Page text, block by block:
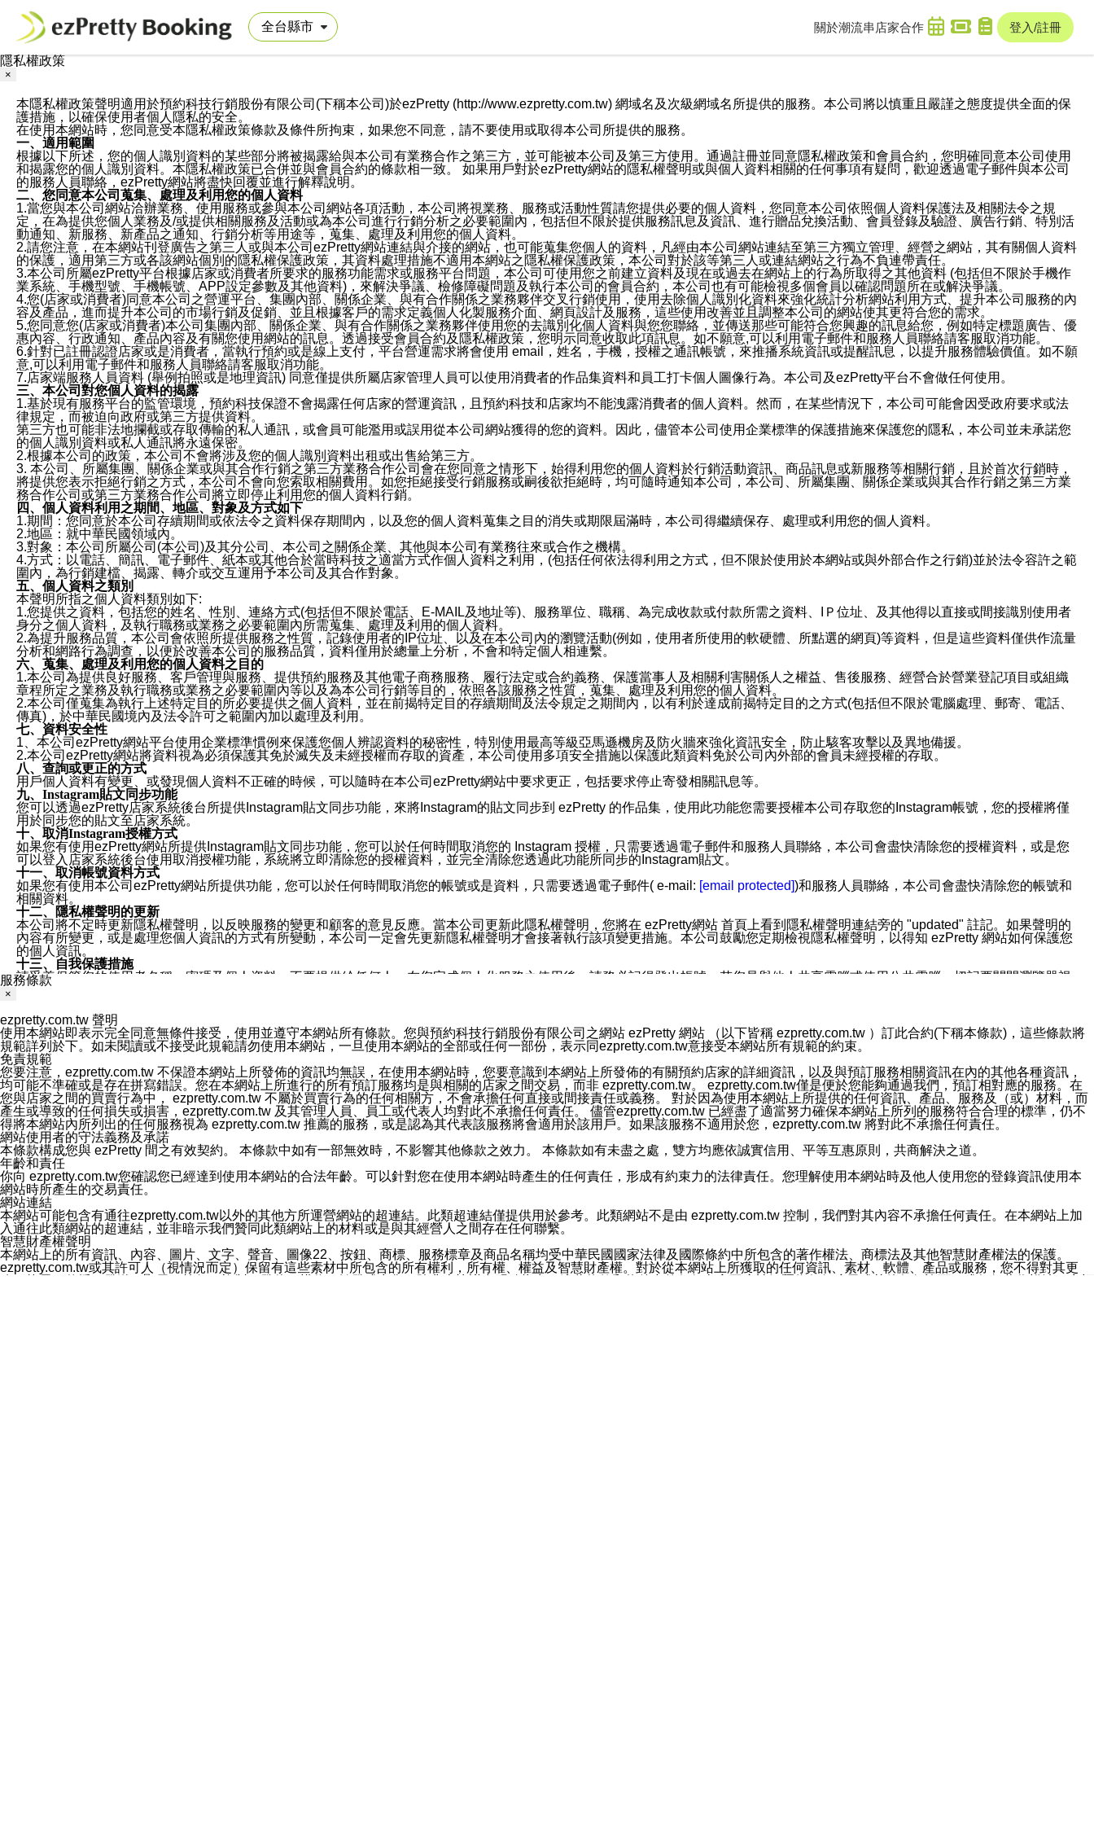
關於潮流串 店家合作 登入/註冊
隱私權政策
×
本隱私權政策聲明適用於預約科技行銷股份有限公司(下稱本公司)於ezPretty (http://www.ezpretty.com.tw) 網域名及次級網域名所提供的服務。本公司將以慎重且嚴謹之態度提供全面的保
護措施，以確保使用者個人隱私的安全。
在使用本網站時，您同意受本隱私權政策條款及條件所拘束，如果您不同意，請不要使用或取得本公司所提供的服務。
一、適用範圍
根據以下所述，您的個人識別資料的某些部分將被揭露給與本公司有業務合作之第三方，並可能被本公司及第三方使用。通過註冊並同意隱私權政策和會員合約，您明確同意本公司使用
和揭露您的個人識別資料。本隱私權政策已合併並與會員合約的條款相一致。 如果用戶對於ezPretty網站的隱私權聲明或與個人資料相關的任何事項有疑問，歡迎透過電子郵件與本公司
的服務人員聯絡，ezPretty網站將盡快回覆並進行解釋說明。
二、您同意本公司蒐集、處理及利用您的個人資料
1.當您與本公司網站洽辦業務、使用服務或參與本公司網站各項活動，本公司將視業務、服務或活動性質請您提供必要的個人資料，您同意本公司依照個人資料保護法及相關法令之規
定，在為提供您個人業務及/或提供相關服務及活動或為本公司進行行銷分析之必要範圍內，包括但不限於提供服務訊息及資訊、進行贈品兌換活動、會員登錄及驗證、廣告行銷、特別活
動通知、新服務、新產品之通知、行銷分析等用途等，蒐集、處理及利用您的個人資料。
2.請您注意，在本網站刊登廣告之第三人或與本公司ezPretty網站連結與介接的網站，也可能蒐集您個人的資料，凡經由本公司網站連結至第三方獨立管理、經營之網站，其有關個人資料
的保護，適用第三方或各該網站個別的隱私權保護政策，其資料處理措施不適用本網站之隱私權保護政策，本公司對於該等第三人或連結網站之行為不負連帶責任。
3.本公司所屬ezPretty平台根據店家或消費者所要求的服務功能需求或服務平台問題，本公司可使用您之前建立資料及現在或過去在網站上的行為所取得之其他資料 (包括但不限於手機作
業系統、手機型號、手機帳號、APP設定參數及其他資料)，來解決爭議、檢修障礙問題及執行本公司的會員合約，本公司也有可能檢視多個會員以確認問題所在或解決爭議。
4.您(店家或消費者)同意本公司之營運平台、集團內部、關係企業、與有合作關係之業務夥伴交叉行銷使用，使用去除個人識別化資料來強化統計分析網站利用方式、提升本公司服務的內
容及產品，進而提升本公司的市場行銷及促銷、並且根據客戶的需求定義個人化製服務介面、網頁設計及服務，這些使用改善並且調整本公司的網站使其更符合您的需求。
5.您同意您(店家或消費者)本公司集團內部、關係企業、與有合作關係之業務夥伴使用您的去識別化個人資料與您您聯絡，並傳送那些可能符合您興趣的訊息給您，例如特定標題廣告、優
惠內容、行政通知、產品內容及有關您使用網站的訊息。透過接受會員合約及隱私權政策，您明示同意收取此項訊息。如不願意,可以利用電子郵件和服務人員聯絡請客服取消功能。
6.針對已註冊認證店家或是消費者，當執行預約或是線上支付，平台營運需求將會使用 email，姓名，手機，授權之通訊帳號，來推播系統資訊或提醒訊息，以提升服務體驗價值。如不願
意,可以利用電子郵件和服務人員聯絡請客服取消功能。
7.店家端服務人員資料 (舉例拍照或是地理資訊) 同意僅提供所屬店家管理人員可以使用消費者的作品集資料和員工打卡個人圖像行為。本公司及ezPretty平台不會做任何使用。
三、本公司對您個人資料的揭露
1.基於現有服務平台的監管環境，預約科技保證不會揭露任何店家的營運資訊，且預約科技和店家均不能洩露消費者的個人資料。然而，在某些情況下，本公司可能會因受政府要求或法
律規定，而被迫向政府或第三方提供資料。
第三方也可能非法地攔截或存取傳輸的私人通訊，或會員可能濫用或誤用從本公司網站獲得的您的資料。因此，儘管本公司使用企業標準的保護措施來保護您的隱私，本公司並未承諾您
的個人識別資料或私人通訊將永遠保密。
2.根據本公司的政策，本公司不會將涉及您的個人識別資料出租或出售給第三方。
3. 本公司、所屬集團、關係企業或與其合作行銷之第三方業務合作公司會在您同意之情形下，始得利用您的個人資料於行銷活動資訊、商品訊息或新服務等相關行銷，且於首次行銷時，
將提供您表示拒絕行銷之方式，本公司不會向您索取相關費用。如您拒絕接受行銷服務或嗣後欲拒絕時，均可隨時通知本公司，本公司、所屬集團、關係企業或與其合作行銷之第三方業
務合作公司或第三方業務合作公司將立即停止利用您的個人資料行銷。
四、個人資料利用之期間、地區、對象及方式如下
1.期間：您同意於本公司存續期間或依法令之資料保存期間內，以及您的個人資料蒐集之目的消失或期限屆滿時，本公司得繼續保存、處理或利用您的個人資料。
2.地區：就中華民國領域內。
3.對象：本公司所屬公司(本公司)及其分公司、本公司之關係企業、其他與本公司有業務往來或合作之機構。
4.方式：以電話、簡訊、電子郵件、紙本或其他合於當時科技之適當方式作個人資料之利用，(包括任何依法得利用之方式，但不限於使用於本網站或與外部合作之行銷)並於法令容許之範
圍內，為行銷建檔、揭露、轉介或交互運用予本公司及其合作對象。
五、個人資料之類別
本聲明所指之個人資料類別如下:
1.您提供之資料，包括您的姓名、性別、連絡方式(包括但不限於電話、E-MAIL及地址等)、服務單位、職稱、為完成收款或付款所需之資料、IＰ位址、及其他得以直接或間接識別使用者
身分之個人資料，及執行職務或業務之必要範圍內所需蒐集、處理及利用的個人資料。
2.為提升服務品質，本公司會依照所提供服務之性質，記錄使用者的IP位址、以及在本公司內的瀏覽活動(例如，使用者所使用的軟硬體、所點選的網頁)等資料，但是這些資料僅供作流量
分析和網路行為調查，以便於改善本公司的服務品質，資料僅用於總量上分析，不會和特定個人相連繫。
六、蒐集、處理及利用您的個人資料之目的
1.本公司為提供良好服務、客戶管理與服務、提供預約服務及其他電子商務服務、履行法定或合約義務、保護當事人及相關利害關係人之權益、售後服務、經營合於營業登記項目或組織
章程所定之業務及執行職務或業務之必要範圍內等以及為本公司行銷等目的，依照各該服務之性質，蒐集、處理及利用您的個人資料。
2.本公司僅蒐集為執行上述特定目的所必要提供之個人資料，並在前揭特定目的存續期間及法令規定之期間內，以有利於達成前揭特定目的之方式(包括但不限於電腦處理、郵寄、電話、
傳真)，於中華民國境內及法令許可之範圍內加以處理及利用。
七、資料安全性
1、本公司ezPretty網站平台使用企業標準慣例來保護您個人辨認資料的秘密性，特別使用最高等級亞馬遜機房及防火牆來強化資訊安全，防止駭客攻擊以及異地備援。
2.本公司ezPretty網站將資料視為必須保護其免於滅失及未經授權而存取的資產，本公司使用多項安全措施以保護此類資料免於公司內外部的會員未經授權的存取。
八、查詢或更正的方式
用戶個人資料有變更、或發現個人資料不正確的時候，可以隨時在本公司ezPretty網站中要求更正，包括要求停止寄發相關訊息等。
九、Instagram貼文同步功能
您可以透過ezPretty店家系統後台所提供Instagram貼文同步功能，來將Instagram的貼文同步到 ezPretty 的作品集，使用此功能您需要授權本公司存取您的Instagram帳號，您的授權將僅
用於同步您的貼文至店家系統。
十、取消Instagram授權方式
如果您有使用ezPretty網站所提供Instagram貼文同步功能，您可以於任何時間取消您的 Instagram 授權，只需要透過電子郵件和服務人員聯絡，本公司會盡快清除您的授權資料，或是您
可以登入店家系統後台使用取消授權功能，系統將立即清除您的授權資料，並完全清除您透過此功能所同步的Instagram貼文。
十一、取消帳號資料方式
如果您有使用本公司ezPretty網站所提供功能，您可以於任何時間取消您的帳號或是資料，只需要透過電子郵件( e-mail: [email protected])和服務人員聯絡，本公司會盡快清除您的帳號和
相關資料。
十二、隱私權聲明的更新
本公司將不定時更新隱私權聲明，以反映服務的變更和顧客的意見反應。當本公司更新此隱私權聲明，您將在 ezPretty網站 首頁上看到隱私權聲明連結旁的 "updated" 註記。如果聲明的
內容有所變更，或是處理您個人資訊的方式有所變動，本公司一定會先更新隱私權聲明才會接著執行該項變更措施。本公司鼓勵您定期檢視隱私權聲明，以得知 ezPretty 網站如何保護您
的個人資訊。
十三、自我保護措施
請妥善保管您的使用者名稱、密碼及個人資料，不要提供給任何人。在您完成個人化服務之使用後，請務必記得登出帳號。若您是與他人共享電腦或使用公共電腦，切記要關閉瀏覽器視
窗，以防止他人讀取您的個人資料、信件或進入所機關管理區。
您同意本公司網站，透過您所提供的郵件地址與您取得聯絡並傳送或宣傳本網站各項服務之資料或電子郵件供您參考。您能依照該資料或電子郵件所指示之方法、說明或功能連結，隨時
停止接收這些資料或電子郵件。
十五、訊息通知
本公司/本服務將以通知型訊息傳送重要訊息給您。即使未加入本公司/本服務好友，您仍可接收到通知型訊息。
本公司/本服務傳送之通知型訊息以對您有效且重要的訊息為限，以廣告或其他目的的訊息皆不會被傳送。滿足以下三個條件者，將可收到通知型訊息。
1.LINE 帳號設定的電話號碼與本公司/本服務所傳來的電話號碼比對相符。
2.該 LINE 帳號已在 LINE APP 設定中，同意接收通知型訊息。
3.LINE 帳號未封鎖傳送訊息之 LINE 官方帳號。
欲變更通知型訊息的設定，操作如下：
1.點選「主頁」＞「設定」
2.點選「隱私設定」
3.點選「提供使用資料」
4.點選「LINE通知型訊息」
5.開關「接收LINE通知型訊息」
❗️關閉「接收通知型訊息」後，將不會接收到來自任何企業官方帳號或認證官方帳號的通知型訊息。
服務條款
×
ezpretty.com.tw 聲明
使用本網站即表示完全同意無條件接受，使用並遵守本網站所有條款。您與預約科技行銷股份有限公司之網站 ezPretty 網站 （以下皆稱 ezpretty.com.tw ）訂此合約(下稱本條款)，這些條款將
規範詳列於下。如未閱讀或不接受此規範請勿使用本網站，一旦使用本網站的全部或任何一部份，表示同ezpretty.com.tw意接受本網站所有規範的約束。
免責規範
您要注意，ezpretty.com.tw 不保證本網站上所發佈的資訊均無誤，在使用本網站時，您要意識到本網站上所發佈的有關預約店家的詳細資訊，以及與預訂服務相關資訊在內的其他各種資訊，
均可能不準確或是存在拼寫錯誤。您在本網站上所進行的所有預訂服務均是與相關的店家之間交易，而非 ezpretty.com.tw。 ezpretty.com.tw僅是便於您能夠通過我們，預訂相對應的服務。在
您與店家之間的買賣行為中， ezpretty.com.tw 不屬於買賣行為的任何相關方，不會承擔任何直接或間接責任或義務。 對於因為使用本網站上所提供的任何資訊、產品、服務及（或）材料，而
產生或導致的任何損失或損害，ezpretty.com.tw 及其管理人員、員工或代表人均對此不承擔任何責任。 儘管ezpretty.com.tw 已經盡了適當努力確保本網站上所列的服務符合合理的標準，仍不
得將本網站內所列出的任何服務視為 ezpretty.com.tw 推薦的服務，或是認為其代表該服務將會適用於該用戶。如果該服務不適用於您，ezpretty.com.tw 將對此不承擔任何責任。
網站使用者的守法義務及承諾
本條款構成您與 ezPretty 間之有效契約。 本條款中如有一部無效時，不影響其他條款之效力。 本條款如有未盡之處，雙方均應依誠實信用、平等互惠原則，共商解決之道。
年齡和責任
你向 ezpretty.com.tw您確認您已經達到使用本網站的合法年齡。可以針對您在使用本網站時產生的任何責任，形成有約束力的法律責任。您理解使用本網站時及他人使用您的登錄資訊使用本
網站時所產生的交易責任。
網站連結
本網站可能包含有通往ezpretty.com.tw以外的其他方所運營網站的超連結。此類超連結僅提供用於參考。此類網站不是由 ezpretty.com.tw 控制，我們對其內容不承擔任何責任。在本網站上加
入通往此類網站的超連結，並非暗示我們贊同此類網站上的材料或是與其經營人之間存在任何聯繫。
智慧財產權聲明
本網站上的所有資訊、內容、圖片、文字、聲音、圖像22、按鈕、商標、服務標章及商品名稱均受中華民國國家法律及國際條約中所包含的著作權法、商標法及其他智慧財產權法的保護。
ezpretty.com.tw或其許可人（視情況而定）保留有這些素材中所包含的所有權利，所有權、權益及智慧財產權。對於從本網站上所獲取的任何資訊、素材、軟體、產品或服務，您不得對其更